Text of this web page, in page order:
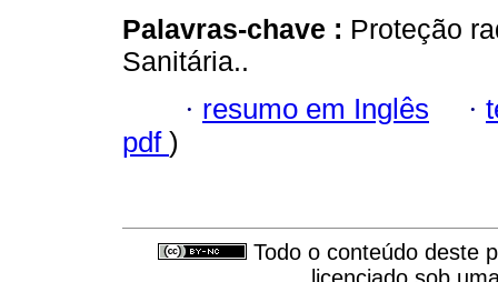
Palavras-chave : Proteção
Sanitária..
· resumo em Inglês ·
pdf )
Todo o conteúdo deste